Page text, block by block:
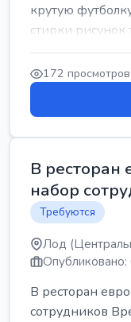
крутую
стирки рисунок
172 просмотров
В ресторан
набор
Требуются
Лод
В ресторан
сотрудников